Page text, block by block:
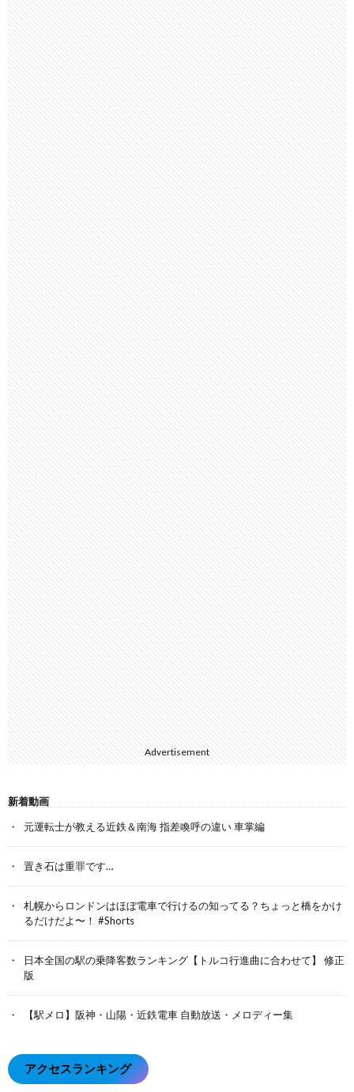
Advertisement
新着動画
元運転士が教える近鉄＆南海 指差喚呼の違い 車掌編
置き石は重罪です…
札幌からロンドンはほぼ電車で行けるの知ってる？ちょっと橋をかけ
るだけだよ〜！ #Shorts
日本全国の駅の乗降客数ランキング【トルコ行進曲に合わせて】 修正
版
【駅メロ】阪神・山陽・近鉄電車 自動放送・メロディー集
アクセスランキング